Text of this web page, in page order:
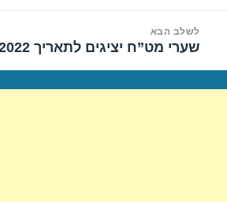
לשלב הבא
הפוסט
שערי מט”ח יציגים לתאריך 01/06/2022